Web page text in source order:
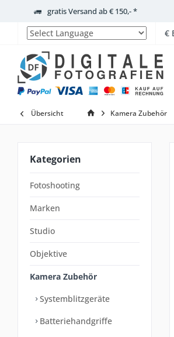
gratis Versand ab € 150,- *
Powered by
Übersicht Kamera Zubehör
Kategorien
Fotoshooting
Marken
Studio
Objektive
Kamera Zubehör
Systemblitzgeräte
Batteriehandgriffe